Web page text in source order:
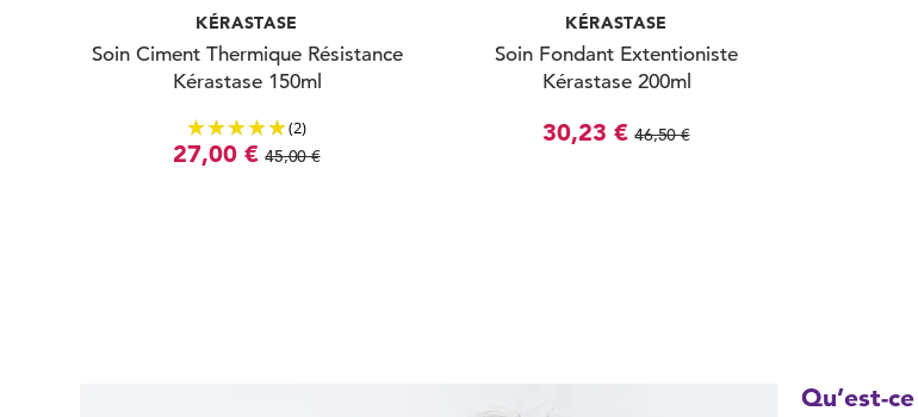
KÉRASTASE
Soin Ciment Thermique Résistance
Kérastase 150ml
(2)
27,00 € 45,00 €
KÉRASTASE
Soin Fondant Extentioniste
Kérastase 200ml
30,23 € 46,50 €
Qu’est-